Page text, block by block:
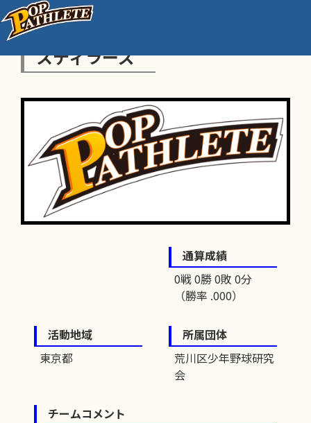
スティラーズ
通算成績
0戦 0勝 0敗 0分
（勝率 .000）
活動地域
東京都
所属団体
荒川区少年野球研究
会
チームコメント